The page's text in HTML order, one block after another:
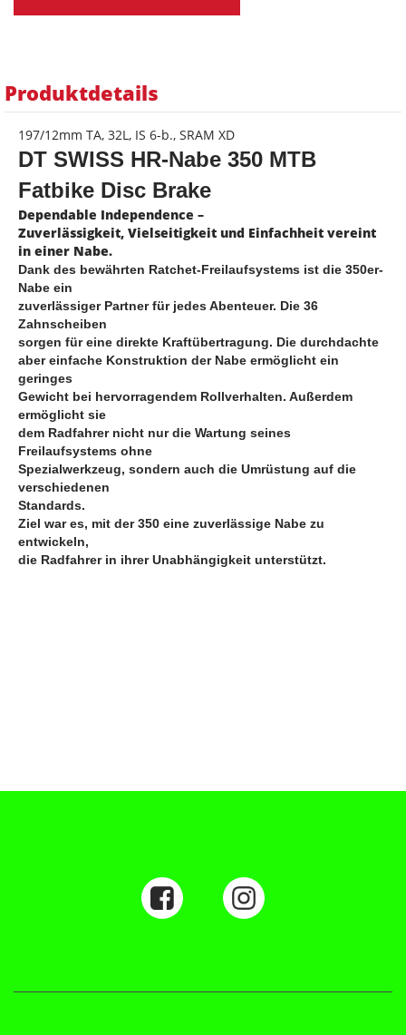
Produktdetails
197/12mm TA, 32L, IS 6-b., SRAM XD
DT SWISS HR-Nabe 350 MTB
Fatbike Disc Brake
Dependable Independence –
Zuverlässigkeit, Vielseitigkeit und Einfachheit vereint
in einer Nabe.
Dank des bewährten Ratchet-Freilaufsystems ist die 350er-
Nabe ein
zuverlässiger Partner für jedes Abenteuer. Die 36
Zahnscheiben
sorgen für eine direkte Kraftübertragung. Die durchdachte
aber einfache Konstruktion der Nabe ermöglicht ein
geringes
Gewicht bei hervorragendem Rollverhalten. Außerdem
ermöglicht sie
dem Radfahrer nicht nur die Wartung seines
Freilaufsystems ohne
Spezialwerkzeug, sondern auch die Umrüstung auf die
verschiedenen
Standards.
Ziel war es, mit der 350 eine zuverlässige Nabe zu
entwickeln,
die Radfahrer in ihrer Unabhängigkeit unterstützt.